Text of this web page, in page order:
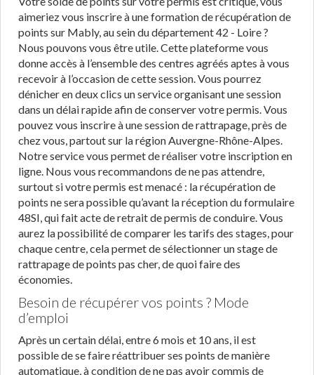
aimeriez vous inscrire à une formation de récupération de
points sur Mably, au sein du département 42 - Loire ?
Nous pouvons vous être utile. Cette plateforme vous
donne accès à l’ensemble des centres agréés aptes à vous
recevoir à l’occasion de cette session. Vous pourrez
dénicher en deux clics un service organisant une session
dans un délai rapide afin de conserver votre permis. Vous
pouvez vous inscrire à une session de rattrapage, près de
chez vous, partout sur la région Auvergne-Rhône-Alpes.
Notre service vous permet de réaliser votre inscription en
ligne. Nous vous recommandons de ne pas attendre,
surtout si votre permis est menacé : la récupération de
points ne sera possible qu’avant la réception du formulaire
48SI, qui fait acte de retrait de permis de conduire. Vous
aurez la possibilité de comparer les tarifs des stages, pour
chaque centre, cela permet de sélectionner un stage de
rattrapage de points pas cher, de quoi faire des
économies.
Besoin de récupérer vos points ? Mode
d’emploi
Après un certain délai, entre 6 mois et 10 ans, il est
possible de se faire réattribuer ses points de manière
automatique, à condition de ne pas avoir commis de